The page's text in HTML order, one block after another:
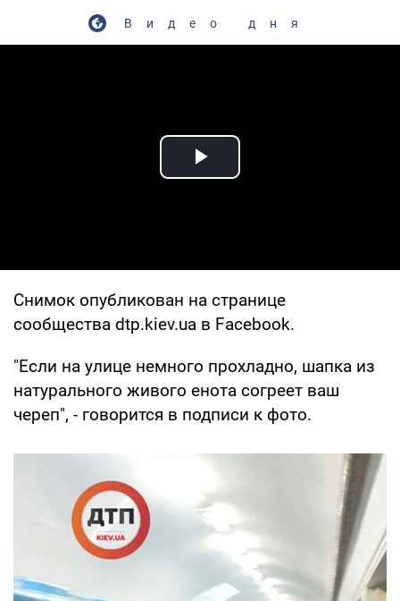
Видео дня
Play Video
Снимок опубликован на странице
сообщества dtp.kiev.ua в Facebook.
"Если на улице немного прохладно, шапка из
натурального живого енота согреет ваш
череп", - говорится в подписи к фото.